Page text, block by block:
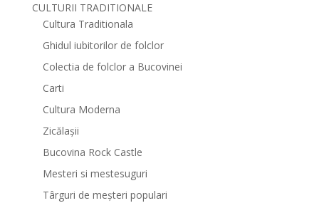
CULTURII TRADITIONALE
Cultura Traditionala
Ghidul iubitorilor de folclor
Colectia de folclor a Bucovinei
Carti
Cultura Moderna
Zicălașii
Bucovina Rock Castle
Mesteri si mestesuguri
Târguri de meșteri populari